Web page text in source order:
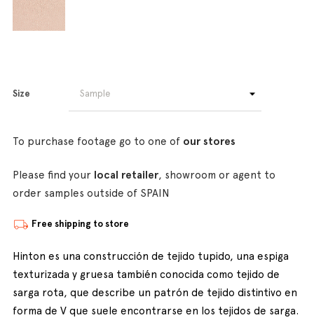
Size
To purchase footage go to one of our stores
Please find your local retailer, showroom or agent to
order samples outside of SPAIN
Free shipping to store
Hinton es una construcción de tejido tupido, una espiga
texturizada y gruesa también conocida como tejido de
sarga rota, que describe un patrón de tejido distintivo en
forma de V que suele encontrarse en los tejidos de sarga.